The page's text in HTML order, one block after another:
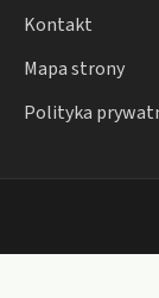
Kontakt
Mapa strony
Polityka